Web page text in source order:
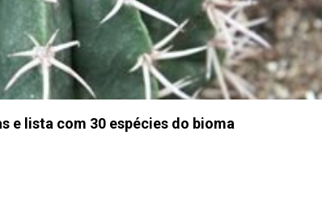
e lista com 30 espécies do bioma